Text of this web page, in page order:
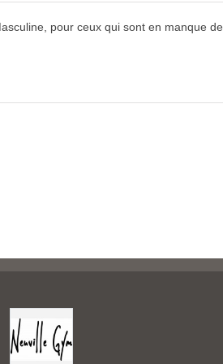
pour ceux qui sont en manque